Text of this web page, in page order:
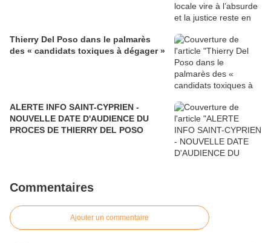
Thierry Del Poso dans le palmarès
des « candidats toxiques à dégager »
ALERTE INFO SAINT-CYPRIEN -
NOUVELLE DATE D'AUDIENCE DU
PROCES DE THIERRY DEL POSO
Commentaires
Ajouter un commentaire